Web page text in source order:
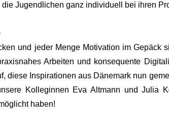
Jugendlichen ganz individuell bei ihren
und jeder Menge Motivation im
Arbeiten und konsequente
diese Inspirationen aus Dänemark nun
Kolleginnen Eva Altmann und Julia
haben!